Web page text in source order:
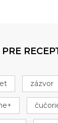
zázvor